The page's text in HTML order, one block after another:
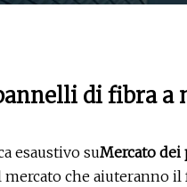
di fibra a
esaustivo suMercato dei
che aiuteranno il